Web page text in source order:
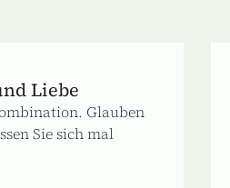
Liebe
Glauben
Sie sich mal